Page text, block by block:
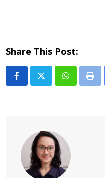
Share This Post:
Whatsapp
Print